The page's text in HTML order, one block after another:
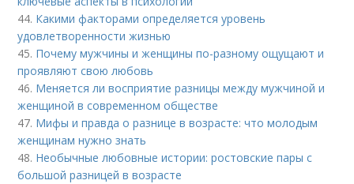
44. Какими факторами определяется уровень
удовлетворенности жизнью
45. Почему мужчины и женщины по-разному ощущают и
проявляют свою любовь
46. Меняется ли восприятие разницы между мужчиной и
женщиной в современном обществе
47. Мифы и правда о разнице в возрасте: что молодым
женщинам нужно знать
48. Необычные любовные истории: ростовские пары с
большой разницей в возрасте